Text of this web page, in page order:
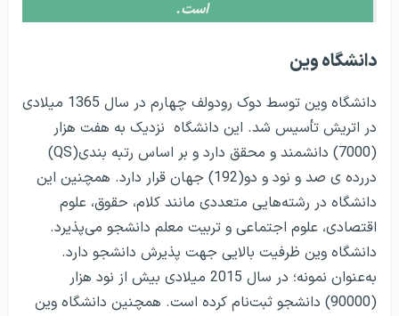
است.
دانشگاه وین
دانشگاه وین توسط دوک رودولف چهارم در سال 1365 میلادی
در اتریش تأسیس شد. این دانشگاه نزدیک به هفت هزار
(7000) دانشمند و محقق دارد و بر اساس رتبه بندی(QS)
دررده ی صد و نود و دو(192) جهان قرار دارد. همچنین این
دانشگاه در رشته‌هایی متعددی مانند کلام، حقوق، علوم
اقتصادی، علوم اجتماعی و تربیت‌ معلم دانشجو می‌پذیرد.
دانشگاه وین ظرفیت بالایی جهت پذیرش دانشجو دارد.
به‌عنوان نمونه؛ در سال 2015 میلادی بیش از نود هزار
(90000) دانشجو ثبت‌نام کرده است. همچنین دانشگاه وین